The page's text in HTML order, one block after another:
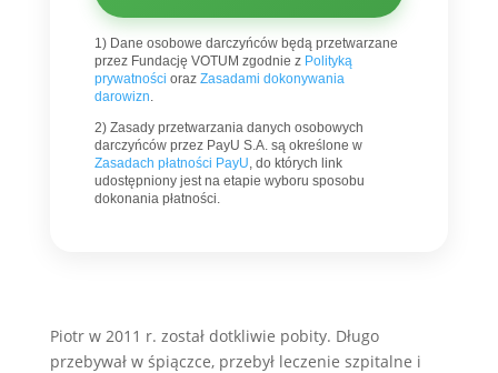
1) Dane osobowe darczyńców będą przetwarzane
przez Fundację VOTUM zgodnie z Polityką
prywatności oraz Zasadami dokonywania
darowizn.
2) Zasady przetwarzania danych osobowych
darczyńców przez PayU S.A. są określone w
Zasadach płatności PayU, do których link
udostępniony jest na etapie wyboru sposobu
dokonania płatności.
Piotr w 2011 r. został dotkliwie pobity. Długo
przebywał w śpiączce, przebył leczenie szpitalne i